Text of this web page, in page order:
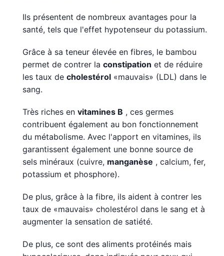
Ils présentent de nombreux avantages pour la
santé, tels que l'effet hypotenseur du potassium.
Grâce à sa teneur élevée en fibres, le bambou
permet de contrer la constipation et de réduire
les taux de cholestérol «mauvais» (LDL) dans le
sang.
Très riches en vitamines B , ces germes
contribuent également au bon fonctionnement
du métabolisme. Avec l'apport en vitamines, ils
garantissent également une bonne source de
sels minéraux (cuivre, manganèse , calcium, fer,
potassium et phosphore).
De plus, grâce à la fibre, ils aident à contrer les
taux de «mauvais» cholestérol dans le sang et à
augmenter la sensation de satiété.
De plus, ce sont des aliments protéinés mais